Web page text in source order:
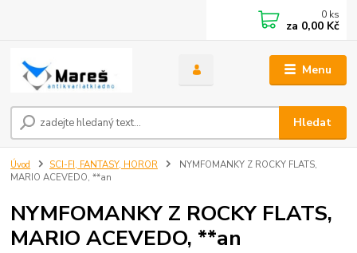
Menu
Hledat
0 ks
za 0,00 Kč
Úvod SCI-FI, FANTASY, HOROR
NYMFOMANKY Z ROCKY FLATS,
MARIO ACEVEDO, **an
NYMFOMANKY Z ROCKY FLATS,
MARIO ACEVEDO, **an